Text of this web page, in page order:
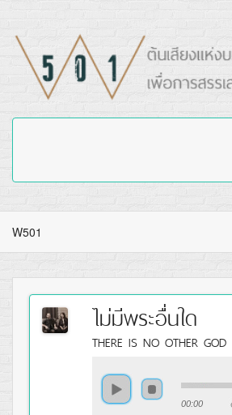
W501
ไม่มีพระอื่นใด
THERE IS NO OTHER GOD
00:00